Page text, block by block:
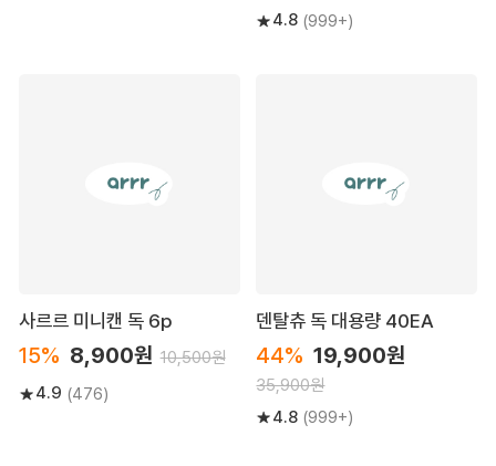
4.8 (999+)
사르르 미니캔 독 6p
15% 8,900원 10,500원
4.9 (476)
덴탈츄 독 대용량 40EA
44% 19,900원
35,900원
4.8 (999+)